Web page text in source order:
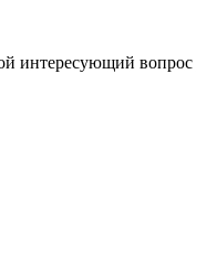
интересующий вопрос